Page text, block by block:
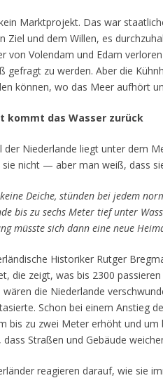
Marktprojekt. Das war
Ziel und dem Willen, es
von Volendam und Edam
gefragt zu werden. Aber die
können, wo das Meer aufhört
kommt das Wasser zurück
der Niederlande liegt unter dem
nicht — aber man weiß, dass
Deiche, stünden bei jedem
bis zu sechs Meter tief unter
müsste sich dann eine neue
Historiker Rutger
die zeigt, was bis 2300
wären die Niederlande
Schon bei einem Anstieg
bis zu zwei Meter erhöht und
Straßen und Gebäude
reagieren darauf, wie sie